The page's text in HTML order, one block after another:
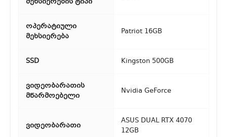
მეხსიერების ტიპი
ოპერატიული
მეხსიერება
Patriot 16GB
SSD Kingston 500GB
ვიდეობარათის
მწარმოებელი
Nvidia GeForce
ვიდეობარათი
ASUS DUAL RTX 4070
12GB